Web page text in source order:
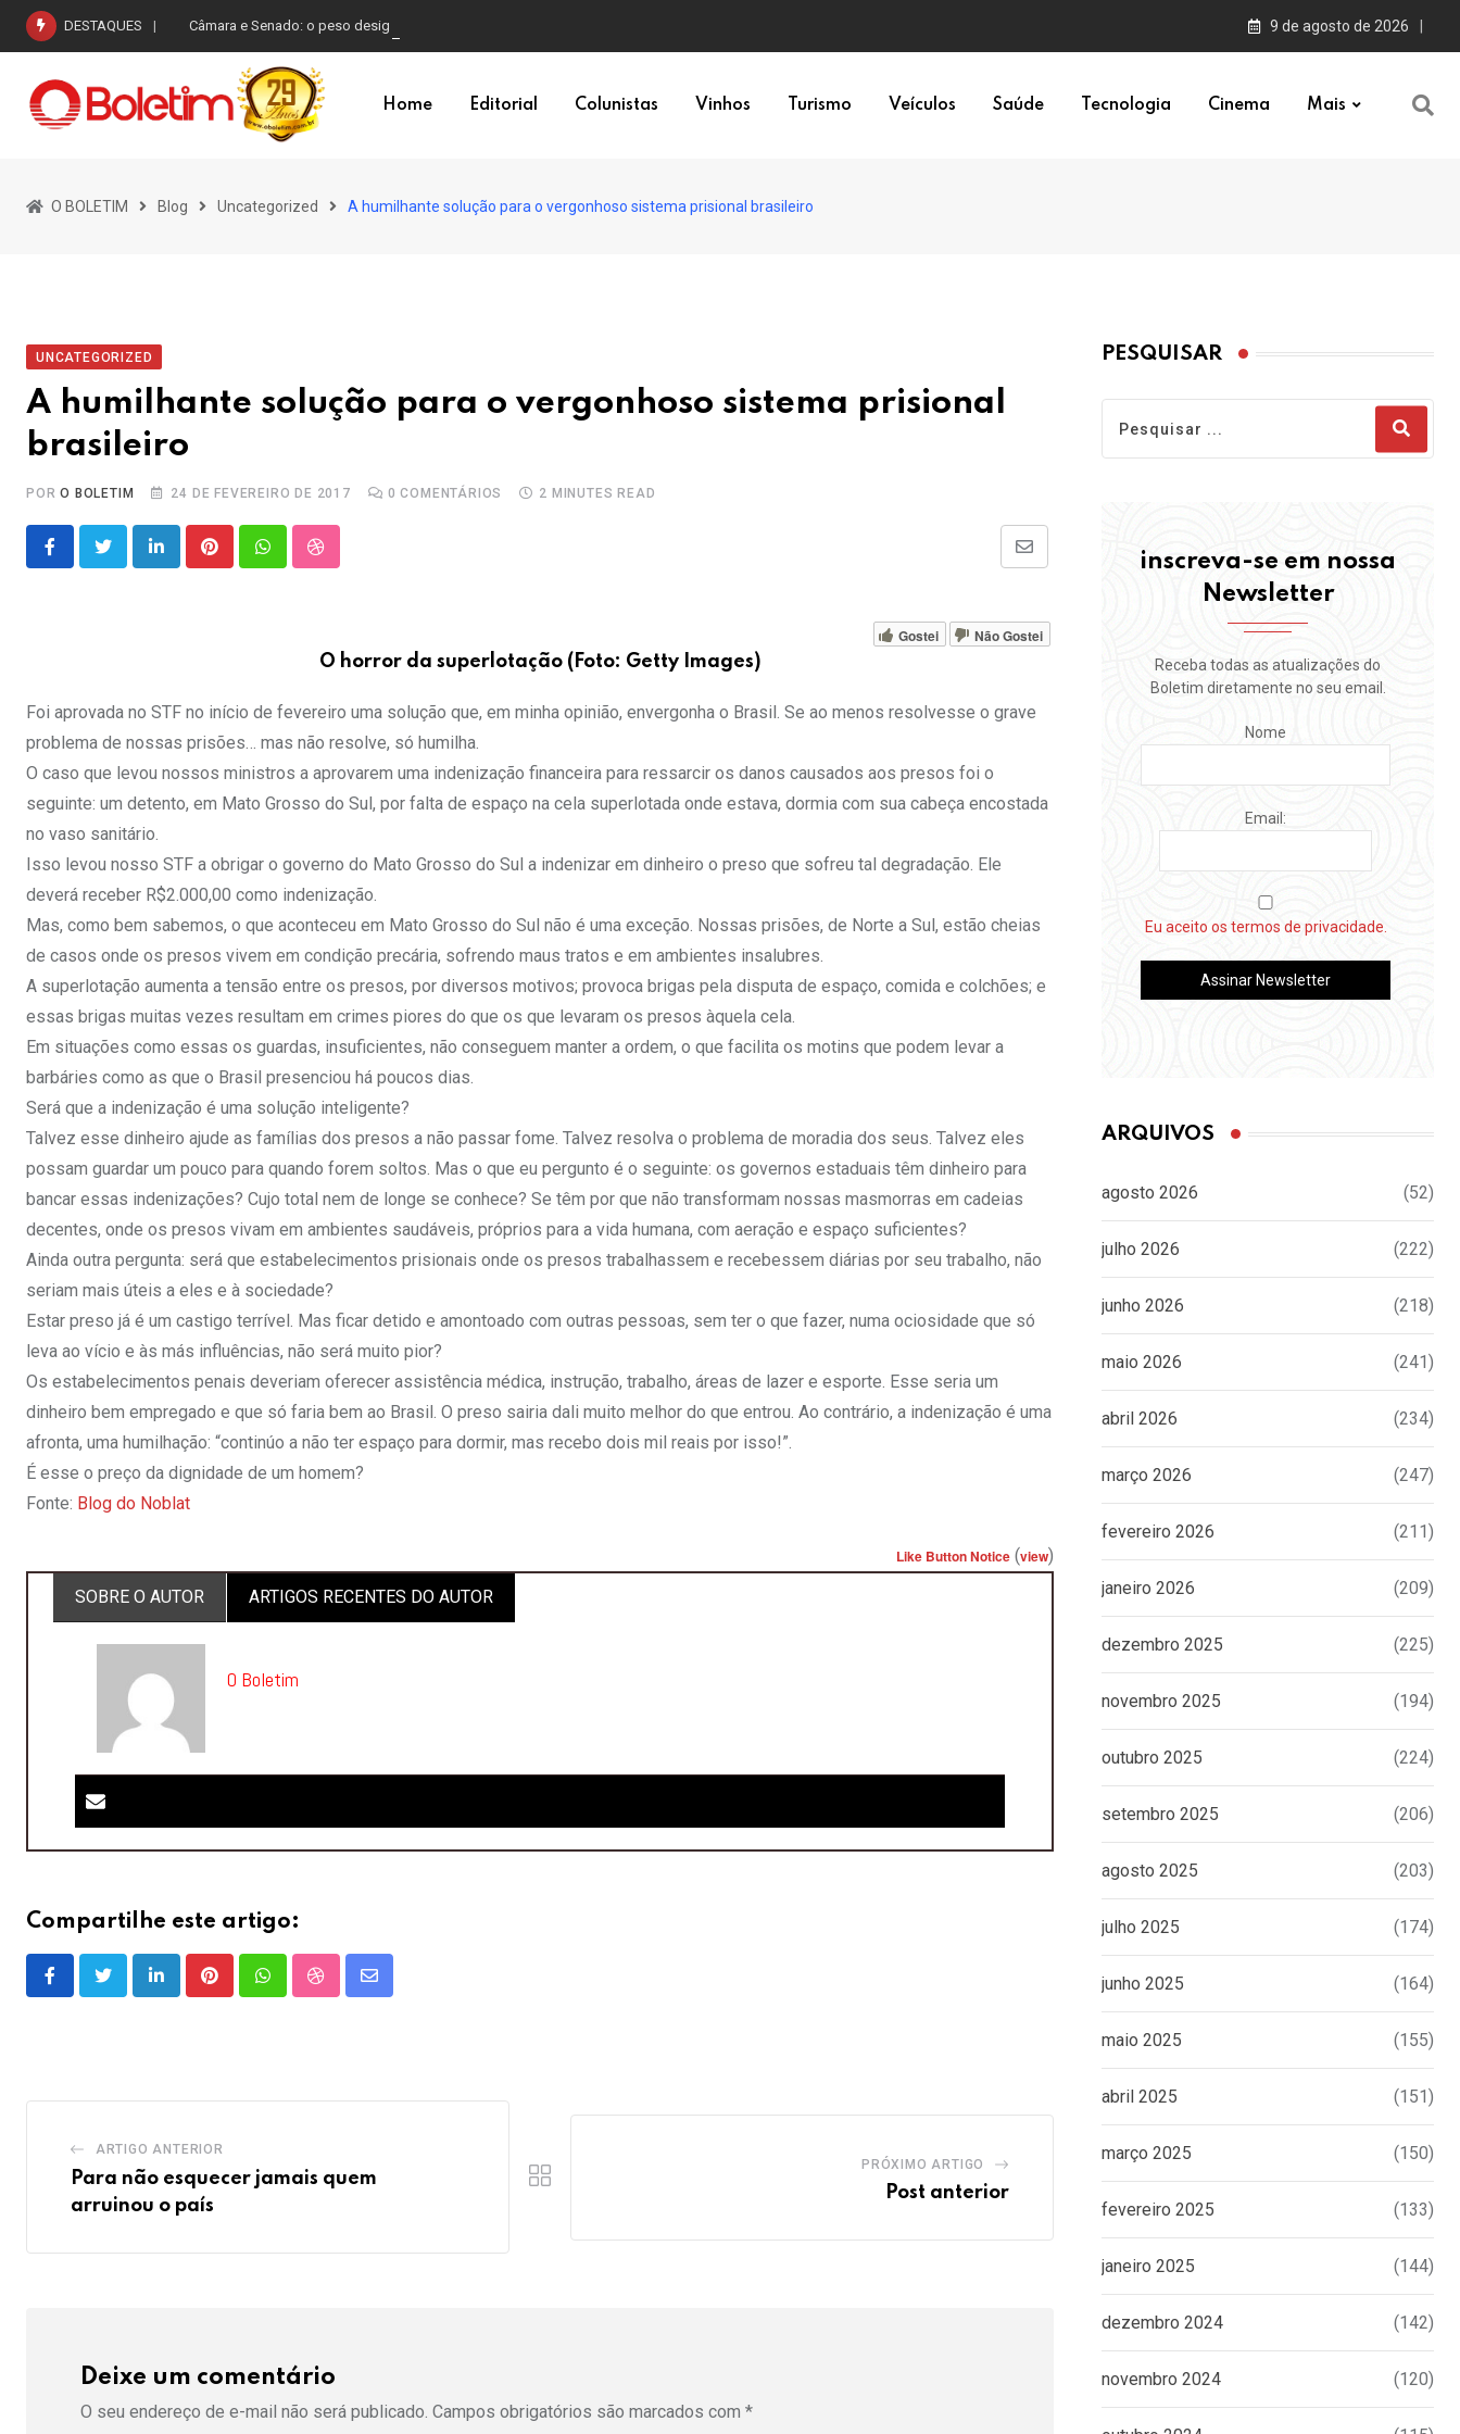
Skip
content
DESTAQUES Câmara e Senado: o peso desigual do voto na representação política 9 de agosto de 2026
Home Editorial Colunistas Vinhos Turismo Veículos Saúde Tecnologia Cinema Mais
O BOLETIM Blog Uncategorized A humilhante solução para o vergonhoso sistema prisional brasileiro
UNCATEGORIZED
A humilhante solução para o vergonhoso sistema prisional
brasileiro
PORO BOLETIM 24 DE FEVEREIRO DE 2017 0 COMENTÁRIOS 2 MINUTES READ
LinkedInPinterestWhatsappStumbleUpon
Share
Email
Gostei
Não Gostei
O horror da superlotação (Foto: Getty Images)
Foi aprovada no STF no início de fevereiro uma solução que, em minha opinião, envergonha o Brasil. Se ao menos resolvesse o grave
problema de nossas prisões… mas não resolve, só humilha.
O caso que levou nossos ministros a aprovarem uma indenização financeira para ressarcir os danos causados aos presos foi o
seguinte: um detento, em Mato Grosso do Sul, por falta de espaço na cela superlotada onde estava, dormia com sua cabeça encostada
no vaso sanitário.
Isso levou nosso STF a obrigar o governo do Mato Grosso do Sul a indenizar em dinheiro o preso que sofreu tal degradação. Ele
deverá receber R$2.000,00 como indenização.
Mas, como bem sabemos, o que aconteceu em Mato Grosso do Sul não é uma exceção. Nossas prisões, de Norte a Sul, estão cheias
de casos onde os presos vivem em condição precária, sofrendo maus tratos e em ambientes insalubres.
A superlotação aumenta a tensão entre os presos, por diversos motivos; provoca brigas pela disputa de espaço, comida e colchões; e
essas brigas muitas vezes resultam em crimes piores do que os que levaram os presos àquela cela.
Em situações como essas os guardas, insuficientes, não conseguem manter a ordem, o que facilita os motins que podem levar a
barbáries como as que o Brasil presenciou há poucos dias.
Será que a indenização é uma solução inteligente?
Talvez esse dinheiro ajude as famílias dos presos a não passar fome. Talvez resolva o problema de moradia dos seus. Talvez eles
possam guardar um pouco para quando forem soltos. Mas o que eu pergunto é o seguinte: os governos estaduais têm dinheiro para
bancar essas indenizações? Cujo total nem de longe se conhece? Se têm por que não transformam nossas masmorras em cadeias
decentes, onde os presos vivam em ambientes saudáveis, próprios para a vida humana, com aeração e espaço suficientes?
Ainda outra pergunta: será que estabelecimentos prisionais onde os presos trabalhassem e recebessem diárias por seu trabalho, não
seriam mais úteis a eles e à sociedade?
Estar preso já é um castigo terrível. Mas ficar detido e amontoado com outras pessoas, sem ter o que fazer, numa ociosidade que só
leva ao vício e às más influências, não será muito pior?
Os estabelecimentos penais deveriam oferecer assistência médica, instrução, trabalho, áreas de lazer e esporte. Esse seria um
dinheiro bem empregado e que só faria bem ao Brasil. O preso sairia dali muito melhor do que entrou. Ao contrário, a indenização é uma
afronta, uma humilhação: “continúo a não ter espaço para dormir, mas recebo dois mil reais por isso!”.
É esse o preço da dignidade de um homem?
Fonte: Blog do Noblat
Like Button Notice (view)
SOBRE O AUTOR
ARTIGOS RECENTES DO AUTOR
O Boletim
Compartilhe este artigo:
LinkedInPinterestWhatsappStumbleUpon
Share
ARTIGO ANTERIOR
Para não esquecer jamais quem
arruinou o país
PRÓXIMO ARTIGO
Post anterior
Deixe um comentário
O seu endereço de e-mail não será publicado. Campos obrigatórios são marcados com *
PESQUISAR
inscreva-se em nossa
Newsletter
Receba todas as atualizações do
Boletim diretamente no seu email.
Nome
Email:
Eu aceito os termos de privacidade.
ARQUIVOS
agosto 2026 (52)
julho 2026 (222)
junho 2026 (218)
maio 2026 (241)
abril 2026 (234)
março 2026 (247)
fevereiro 2026 (211)
janeiro 2026 (209)
dezembro 2025 (225)
novembro 2025 (194)
outubro 2025 (224)
setembro 2025 (206)
agosto 2025 (203)
julho 2025 (174)
junho 2025 (164)
maio 2025 (155)
abril 2025 (151)
março 2025 (150)
fevereiro 2025 (133)
janeiro 2025 (144)
dezembro 2024 (142)
novembro 2024 (120)